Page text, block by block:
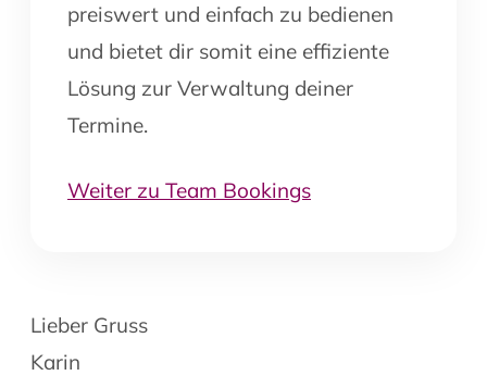
preiswert und einfach zu bedienen
und bietet dir somit eine effiziente
Lösung zur Verwaltung deiner
Termine.
Weiter zu Team Bookings
Lieber Gruss
Karin